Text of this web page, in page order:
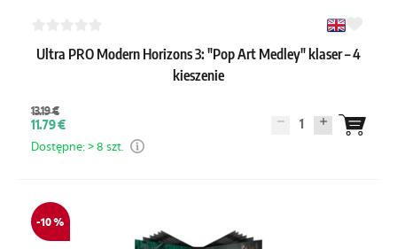
Ultra PRO Modern Horizons 3: "Pop Art Medley" klaser – 4
kieszenie
13.19 €
11.79 € 1
Dostępne: > 8 szt.
-10 %